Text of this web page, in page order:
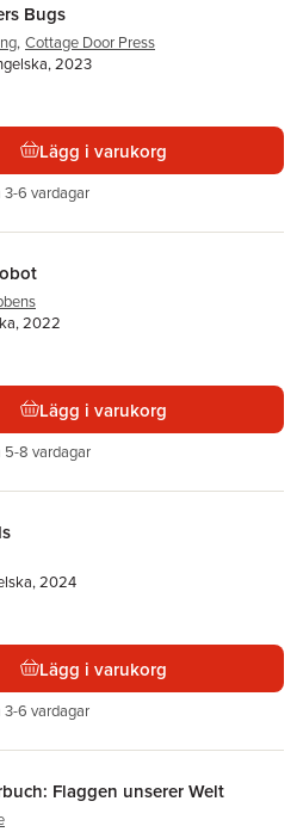
Bugs
, Cottage Door Press
2023
Lägg i varukorg
3-6 vardagar
2022
Lägg i varukorg
5-8 vardagar
2024
Lägg i varukorg
3-6 vardagar
Flaggen unserer Welt